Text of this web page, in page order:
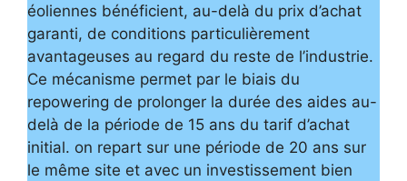
éoliennes bénéficient, au-delà du prix d’achat
garanti, de conditions particulièrement
avantageuses au regard du reste de l’industrie.
Ce mécanisme permet par le biais du
repowering de prolonger la durée des aides au-
delà de la période de 15 ans du tarif d’achat
initial. on repart sur une période de 20 ans sur
le même site et avec un investissement bien